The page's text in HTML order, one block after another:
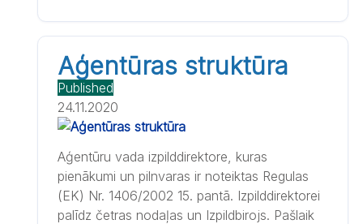
Aģentūras struktūra
Published
24.11.2020
Aģentūru vada izpilddirektore, kuras
pienākumi un pilnvaras ir noteiktas Regulas
(EK) Nr. 1406/2002 15. pantā. Izpilddirektorei
palīdz četras nodaļas un Izpildbirojs. Pašlaik